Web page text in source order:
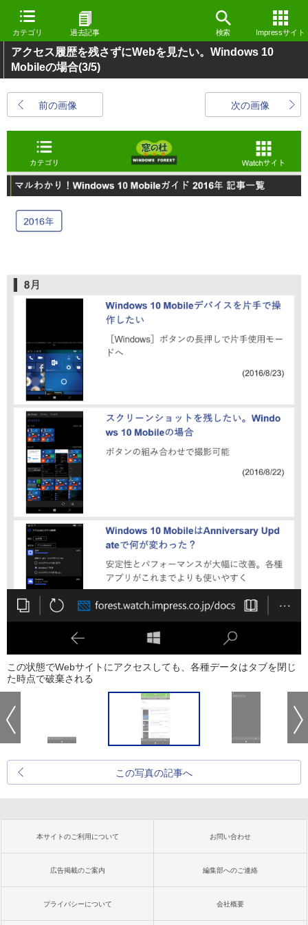
カテゴリ 過去記事 検索 Impressサイト
アクセス履歴を残さずにWebを見たい。Windows 10
Mobileの場合(3/5)
前の画像 次の画像
この状態でWebサイトにアクセスしても、各種データはタブを閉じ
た時点で破棄される
この写真の記事へ
本サイトのご利用について お問い合わせ
広告掲載のご案内 編集部へのご連絡
プライバシーについて 会社概要